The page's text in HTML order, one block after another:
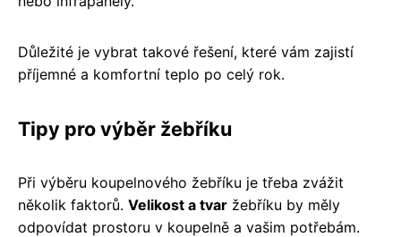
Důležité je vybrat takové řešení, které vám zajistí
příjemné a komfortní teplo po celý rok.
Tipy pro výběr žebříku
Při výběru koupelnového žebříku je třeba zvážit
několik faktorů. Velikost a tvar žebříku by měly
odpovídat prostoru v koupelně a vašim potřebám.